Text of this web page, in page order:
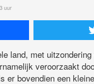
uur
land, met
veroorzaakt
er bovendien een